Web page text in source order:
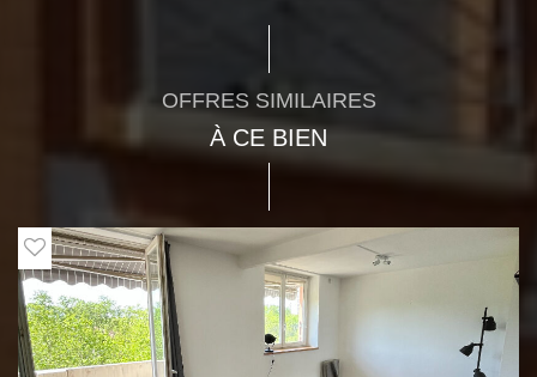
OFFRES SIMILAIRES
À CE BIEN